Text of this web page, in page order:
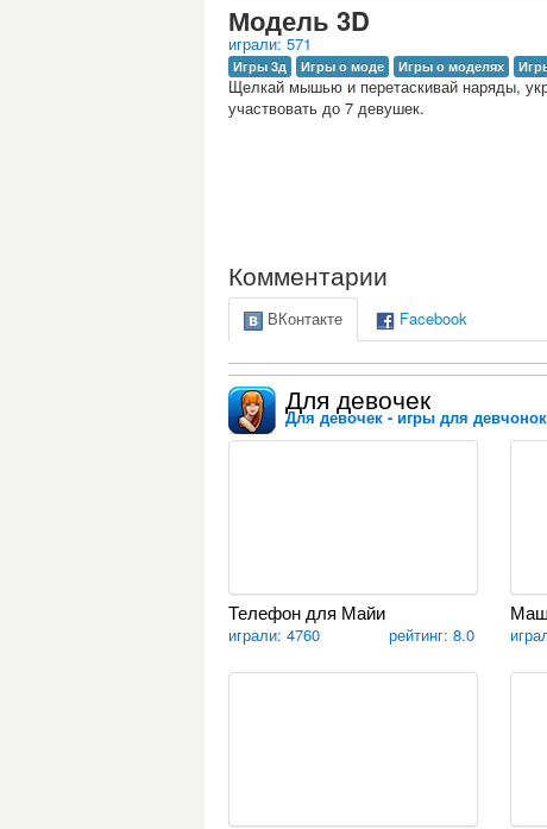
Модель 3D
играли: 571
Игры 3д Игры о моде Игры о моделях
Щелкай мышью и перетаскивай наряды,
участвовать до 7 девушек.
Комментарии
ВКонтакте Facebook
Для девочек
Для девочек - игры для
Телефон для Майи
играли: 4760 рейтинг: 8.0